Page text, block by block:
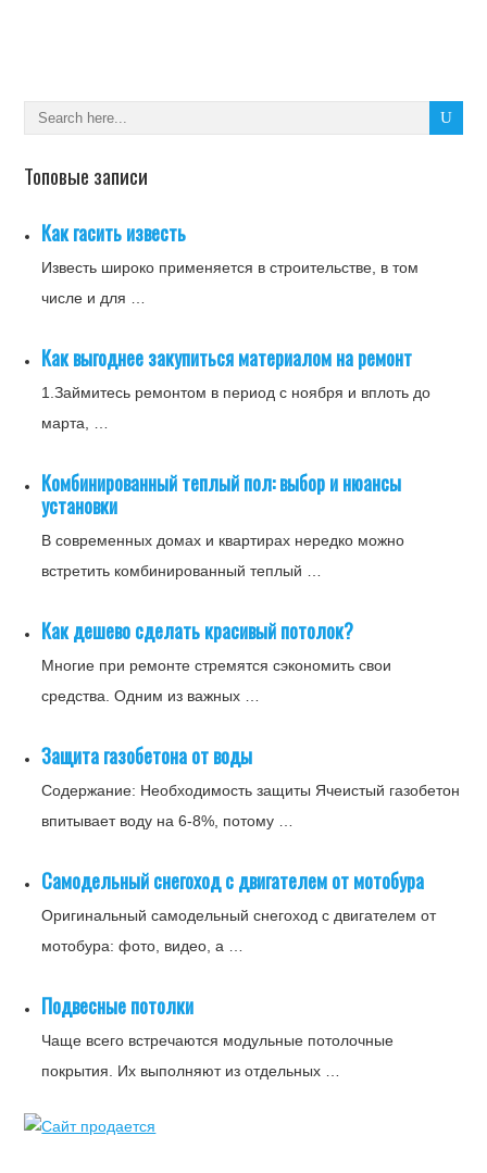
Топовые записи
Как гасить известь
Известь широко применяется в строительстве, в том
числе и для …
Как выгоднее закупиться материалом на ремонт
1.Займитесь ремонтом в период с ноября и вплоть до
марта, …
Комбинированный теплый пол: выбор и нюансы
установки
В современных домах и квартирах нередко можно
встретить комбинированный теплый …
Как дешево сделать красивый потолок?
Многие при ремонте стремятся сэкономить свои
средства. Одним из важных …
Защита газобетона от воды
Содержание: Необходимость защиты Ячеистый газобетон
впитывает воду на 6-8%, потому …
Самодельный снегоход с двигателем от мотобура
Оригинальный самодельный снегоход с двигателем от
мотобура: фото, видео, а …
Подвесные потолки
Чаще всего встречаются модульные потолочные
покрытия. Их выполняют из отдельных …